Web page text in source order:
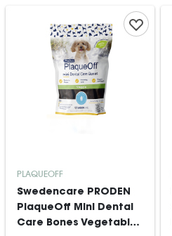
PLAQUEOFF
Swedencare PRODEN
PlaqueOff Mini Dental
Care Bones Vegetables